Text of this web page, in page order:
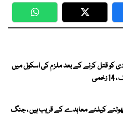
WhatsApp Twitter
کو قتل کرنے کے بعد ملزم کی اسکول میں
کھولنے کیلئے معاہدے کے قریب ہیں ، جنگ